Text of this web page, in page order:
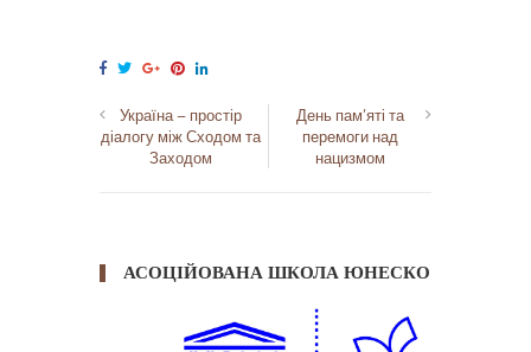
Україна – простір
діалогу між Сходом та
Заходом
День пам’яті та
перемоги над
нацизмом
АСОЦІЙОВАНА ШКОЛА ЮНЕСКО